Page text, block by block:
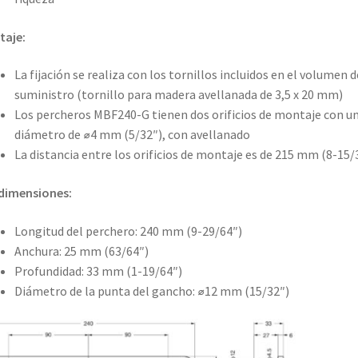
La fijación se realiza con los tornillos incluidos en el volumen
suministro (tornillo para madera avellanada de 3,5 x 20 mm)
Los percheros MBF240-G tienen dos orificios de montaje con un
diámetro de ⌀4 mm (5/32″), con avellanado
La distancia entre los orificios de montaje es de 215 mm (8-15/
Longitud del perchero: 240 mm (9-29/64″)
Anchura: 25 mm (63/64″)
Profundidad: 33 mm (1-19/64″)
Diámetro de la punta del gancho: ⌀12 mm (15/32″)